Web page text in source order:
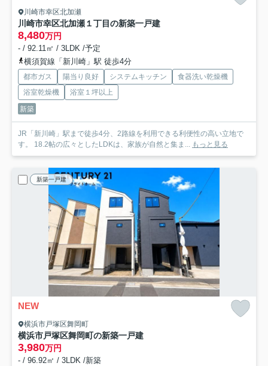
川崎市幸区北加瀬
川崎市幸区北加瀬１丁目の新築一戸建
8,480万円
- / 92.11㎡ / 3LDK /予定
横須賀線「新川崎」駅 徒歩4分
都市ガス 陽当り良好 システムキッチン
食器洗い乾燥機
浴室乾燥機
浴室１坪以上
新築
JR「新川崎」駅まで徒歩4分、2路線を利用できる利便性の高い立地で
す。 18.2帖の広々としたLDKは、家族が自然と集ま... もっと見る
新築一戸建
NEW
横浜市戸塚区舞岡町
横浜市戸塚区舞岡町の新築一戸建
3,980万円
- / 96.92㎡ / 3LDK /新築